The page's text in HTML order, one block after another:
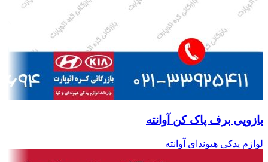
بازویی برف پاک کن آوانته
لوازم یدکی هیوندای آوانته